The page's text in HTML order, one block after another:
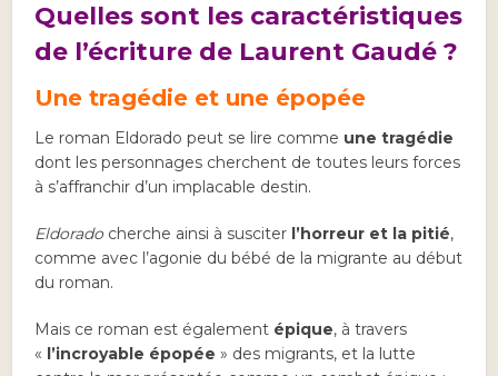
Quelles sont les caractéristiques
de l’écriture de Laurent Gaudé ?
Une tragédie et une épopée
Le roman Eldorado peut se lire comme une tragédie
dont les personnages cherchent de toutes leurs forces
à s’affranchir d’un implacable destin.
Eldorado cherche ainsi à susciter l’horreur et la pitié,
comme avec l’agonie du bébé de la migrante au début
du roman.
Mais ce roman est également épique, à travers
« l’incroyable épopée » des migrants, et la lutte